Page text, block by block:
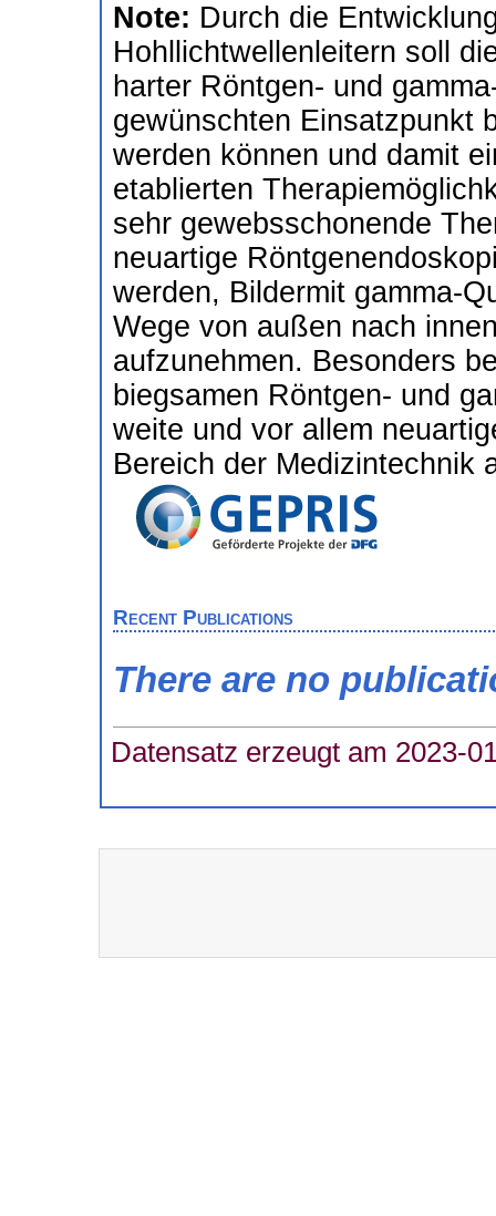
Note: Durch die
Hohllichtwellenleitern soll
harter Röntgen- und
gewünschten Einsatzpunkt
werden können und damit
etablierten
sehr gewebsschonende
neuartige
werden, Bildermit gamma-
Wege von außen nach
aufzunehmen. Besonders
biegsamen Röntgen- und
weite und vor allem
Bereich der Medizintechnik
Recent Publications
There are no
Datensatz erzeugt am 2023-